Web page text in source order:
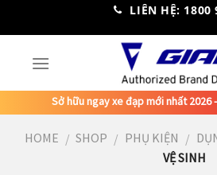
LIÊN HỆ: 1800
Sở hữu ngay xe đạp mới nhất
HOME / SHOP / PHỤ KIỆN /
VỆ SINH